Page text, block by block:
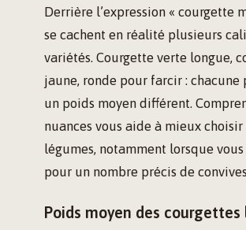
Derrière l’expression « courgette
se cachent en réalité plusieurs
variétés. Courgette verte longue,
jaune, ronde pour farcir : chacune
un poids moyen différent.
nuances vous aide à mieux choisir
légumes, notamment lorsque
pour un nombre précis de
Poids moyen des courgettes